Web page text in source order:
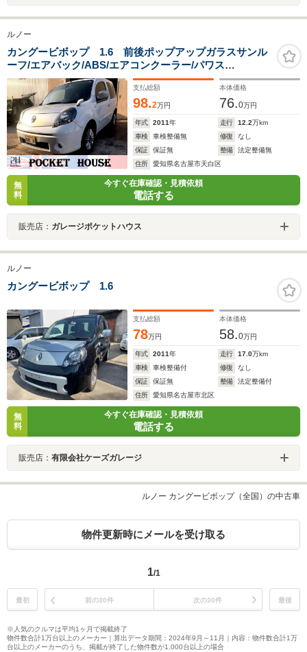
ルノー
カングービボップ 1.6 前後ポップアップガラスサンル
ーフ/エアバック/ABS/エアコンクーラー/パワス
テ/ETC/CD/パワーウィンドウ/キーレス/ウォークスルー/
サンルーフ/ガラスルーフ/アルミホイール
支払総額
98.2万円
本体価格
76.0万円
年式 2011年 走行 12.2万km
車検
車検整備無 修復
なし
保証
保証無 整備
法定整備無
住所
愛知県名古屋市天白区
無
料
今すぐ在庫確認・見積依頼
電話する
販売店： ガレージポケットハウス
ルノー
カングービボップ 1.6
支払総額
78万円
本体価格
58.0万円
年式 2011年 走行 17.0万km
車検
車検整備付 修復
なし
保証
保証無 整備
法定整備付
住所
愛知県名古屋市北区
無
料
今すぐ在庫確認・見積依頼
電話する
販売店： 有限会社ケーズガレージ
ルノー カングービボップ（全国）の中古車
物件更新時にメールを受け取る
1/1
最初 前の30件 次の30件 最後
※人気のクルマは平均1ヶ月で掲載終了
物件数合計1万台以上のメーカー｜算出データ期間：2024年9月～11月｜内容：物件数合計1万
台以上のメーカーのうち、掲載が終了した物件数が1,000台以上の場合